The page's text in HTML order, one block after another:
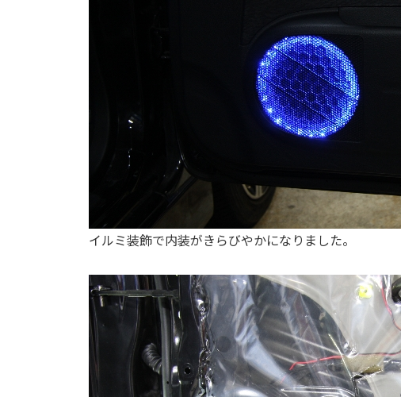
イルミ装飾で内装がきらびやかになりました。